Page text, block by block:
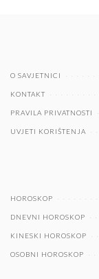
O SAVJETNICI
KONTAKT
PRAVILA PRIVATNOSTI
UVJETI KORIŠTENJA
HOROSKOP
DNEVNI HOROSKOP
KINESKI HOROSKOP
OSOBNI HOROSKOP